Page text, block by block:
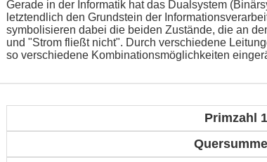
Gerade in der Informatik hat das Dualsystem
letztendlich den Grundstein der
symbolisieren dabei die beiden Zustände, die an
und "Strom fließt nicht". Durch verschiedene
so verschiedene Kombinationsmöglichkeiten
Primzahl